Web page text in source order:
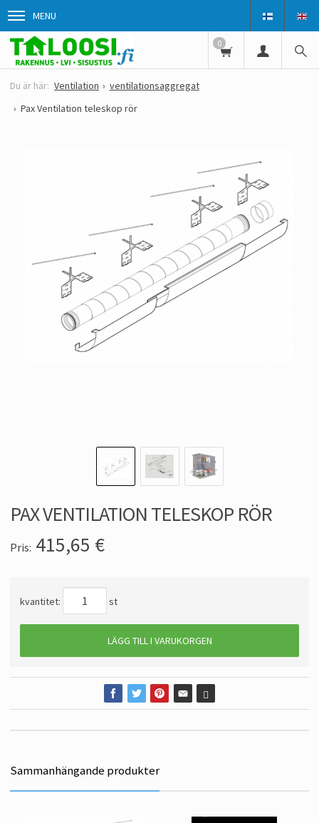
MENU
0
Ventilation
ventilationsaggregat
Pax Ventilation teleskop rör
PAX VENTILATION TELESKOP RÖR
Pris: 415,65 €
kvantitet: st
LÄGG TILL I VARUKORGEN
Sammanhängande produkter